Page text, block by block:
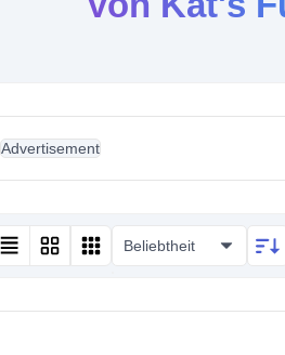
Advertisement
Beliebtheit